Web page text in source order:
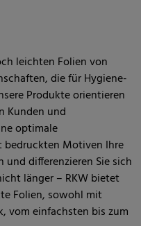
leichten Folien von
die für Hygiene-
Produkte orientieren
Kunden und
optimale
bedruckten Motiven Ihre
und differenzieren Sie sich
länger – RKW bietet
Folien, sowohl mit
vom einfachsten bis zum